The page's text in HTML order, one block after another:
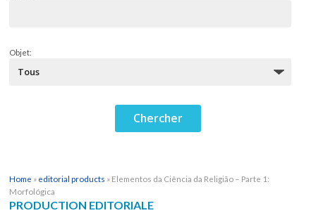
Objet:
Home » editorial products » Elementos da Ciência da Religião – Parte 1:
Morfológica
PRODUCTION EDITORIALE